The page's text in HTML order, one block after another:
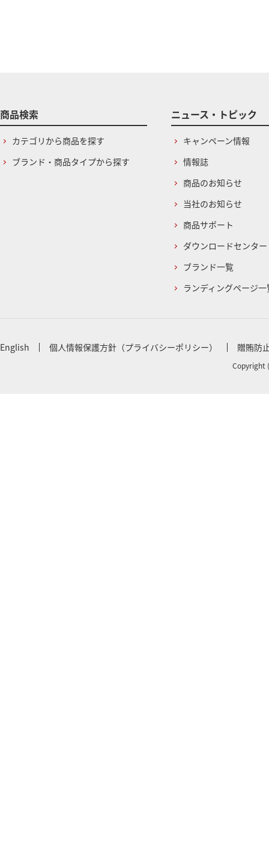
商品検索
カテゴリから商品を探す
ブランド・商品タイプから探す
ニュース・トピック
キャンペーン情報
情報誌
商品のお知らせ
当社のお知らせ
商品サポート
ダウンロードセンター
ブランド一覧
ランディングページ一
English 個人情報保護方針（プライバシーポリシー） 贈賄防
Copyright